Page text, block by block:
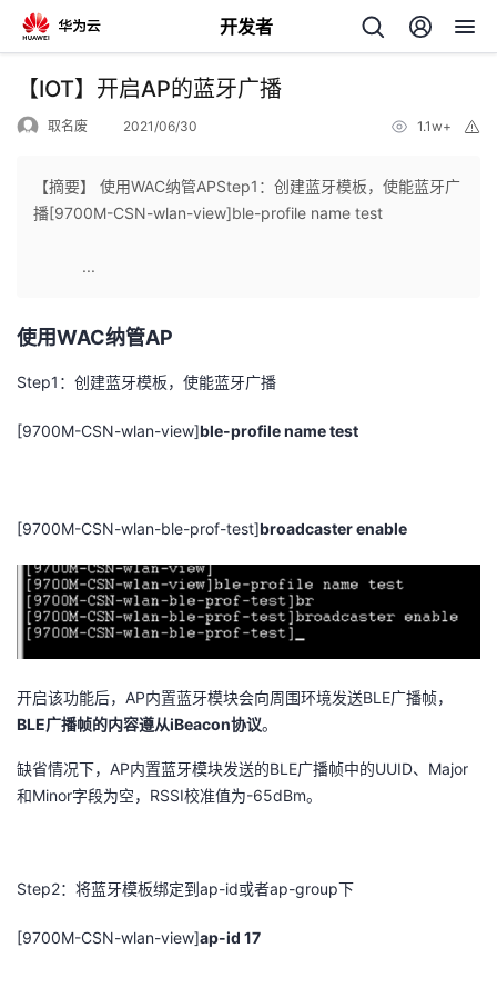
开发者
返
主
页
的
开
者
我
的
博
我
的
坛
我
圈
的
我
【IOT】开启AP的蓝牙广播
取名废 2021/06/30 1.1w+
【摘要】 使用WAC纳管APStep1：创建蓝牙模板，使能蓝牙广
播[9700M-CSN-wlan-view]ble-profile name test
...
使用WAC纳管AP
Step1 ：创建蓝牙模板，使能蓝牙广播
[9700M-CSN-wlan-view]ble-profile name test
[9700M-CSN-wlan-ble-prof-test]broadcaster enable
开启该功能后， AP内置蓝牙模块会向周围环境发送BLE广播帧，
BLE广播帧的内容遵从iBeacon协议。
缺省情况下， AP内置蓝牙模块发送的BLE广播帧中的UUID、 Major
和Minor字段为空， RSSI校准值为-65dBm。
Step2：将蓝牙模板绑定到ap-id或者ap-group下
[9700M-CSN-wlan-view]ap-id 17